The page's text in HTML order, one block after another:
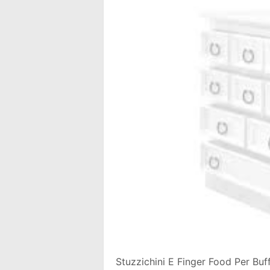
Stuzzichini E Finger Food Per